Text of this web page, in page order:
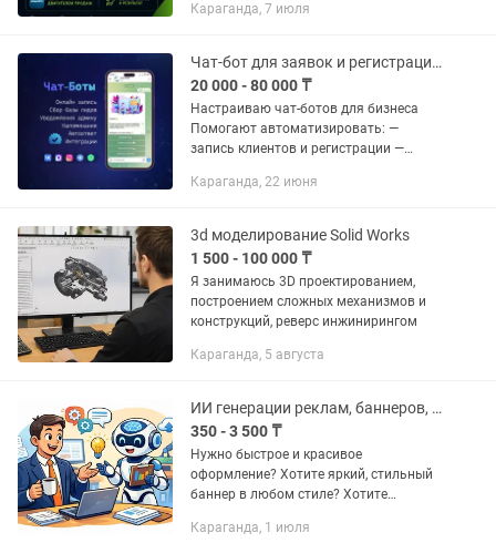
Аудит текущей CRM-системы —
Настройка...
Караганда, 7 июля
Чат-бот для заявок и регистраций (insta,tg,vk,wa)
20 000 - 80 000 ₸
Настраиваю чат-ботов для бизнеса
Помогают автоматизировать: —
запись клиентов и регистрации —
обработку заявок — выгрузку всех
Караганда, 22 июня
3d моделирование Solid Works
1 500 - 100 000 ₸
Я занимаюсь 3D проектированием,
построением сложных механизмов и
конструкций, реверс инжинирингом
Караганда, 5 августа
ИИ генерации реклам, баннеров, мультфильмов, фотографий
350 - 3 500 ₸
Нужно быстрое и красивое
оформление? Хотите яркий, стильный
баннер в любом стиле? Хотите
провести фотосессию, не выходя из
Караганда, 1 июля